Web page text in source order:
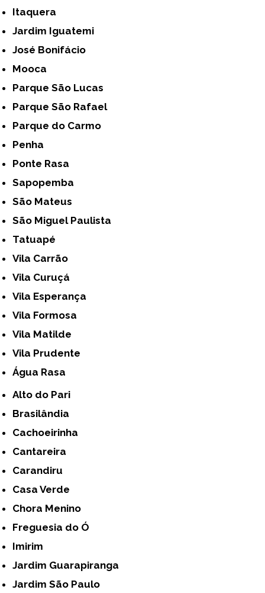
Itaquera
Jardim Iguatemi
José Bonifácio
Mooca
Parque São Lucas
Parque São Rafael
Parque do Carmo
Penha
Ponte Rasa
Sapopemba
São Mateus
São Miguel Paulista
Tatuapé
Vila Carrão
Vila Curuçá
Vila Esperança
Vila Formosa
Vila Matilde
Vila Prudente
Água Rasa
Alto do Pari
Brasilândia
Cachoeirinha
Cantareira
Carandiru
Casa Verde
Chora Menino
Freguesia do Ó
Imirim
Jardim Guarapiranga
Jardim São Paulo